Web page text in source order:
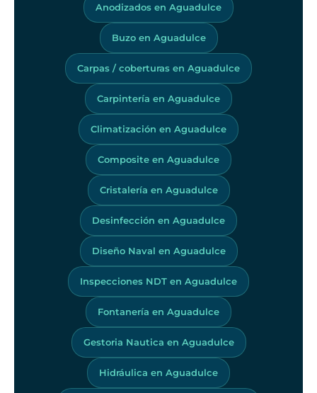
Anodizados en Aguadulce
Buzo en Aguadulce
Carpas / coberturas en Aguadulce
Carpintería en Aguadulce
Climatización en Aguadulce
Composite en Aguadulce
Cristalería en Aguadulce
Desinfección en Aguadulce
Diseño Naval en Aguadulce
Inspecciones NDT en Aguadulce
Fontanería en Aguadulce
Gestoria Nautica en Aguadulce
Hidráulica en Aguadulce